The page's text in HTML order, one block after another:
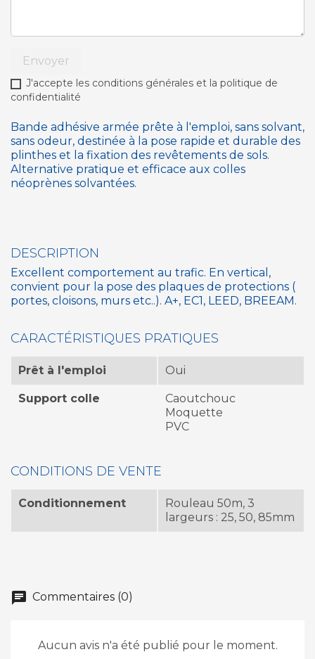
Envoyer
J'accepte les conditions générales et la politique de
confidentialité
Bande adhésive armée prête à l'emploi, sans solvant,
sans odeur, destinée à la pose rapide et durable des
plinthes et la fixation des revêtements de sols.
Alternative pratique et efficace aux colles
néoprènes solvantées.
DESCRIPTION
Excellent comportement au trafic. En vertical,
convient pour la pose des plaques de protections (
portes, cloisons, murs etc..). A+, EC1, LEED, BREEAM.
CARACTÉRISTIQUES PRATIQUES
Prêt à l'emploi Oui
Support colle
Caoutchouc
Moquette
PVC
CONDITIONS DE VENTE
Conditionnement
Rouleau 50m, 3
largeurs : 25, 50, 85mm
chat Commentaires (0)
Aucun avis n'a été publié pour le moment.